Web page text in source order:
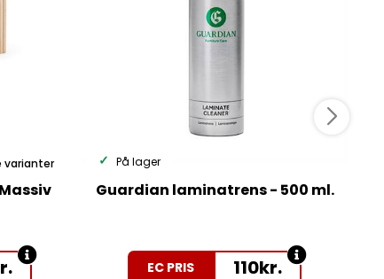
varianter På lager
Guardian laminatrens - 500 ml.
EC PRIS 110kr.